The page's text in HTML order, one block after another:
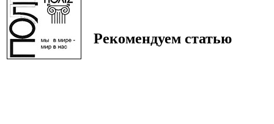
Рекомендуем статью